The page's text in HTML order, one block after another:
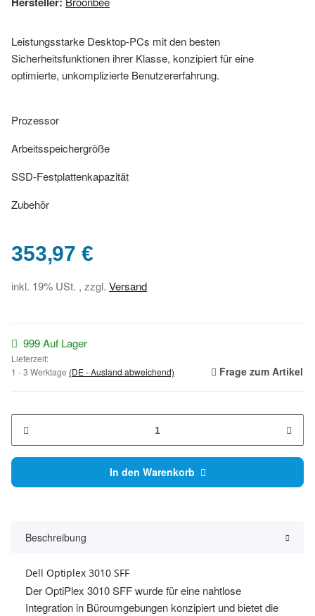
Leistungsstarke Desktop-PCs mit den besten
Sicherheitsfunktionen ihrer Klasse, konzipiert für eine
optimierte, unkomplizierte Benutzererfahrung.
Prozessor
Arbeitsspeichergröße
SSD-Festplattenkapazität
Zubehör
353,97 €
inkl. 19% USt. , zzgl. Versand
999 Auf Lager
Lieferzeit:
1 - 3 Werktage (DE - Ausland abweichend) Frage zum Artikel
In den Warenkorb
Beschreibung
Dell Optiplex 3010 SFF
Der OptiPlex 3010 SFF wurde für eine nahtlose
Integration in Büroumgebungen konzipiert und bietet die